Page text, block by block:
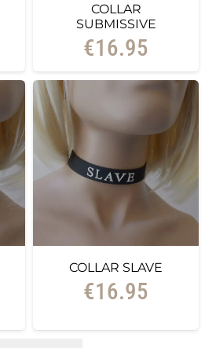
COLLAR
SUBMISSIVE
€16.95
COLLAR SLAVE
€16.95